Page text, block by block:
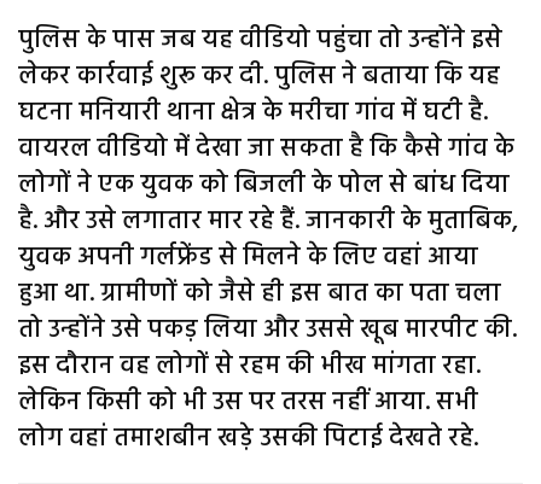
पुलिस के पास जब यह वीडियो पहुंचा तो उन्होंने इसे
लेकर कार्रवाई शुरू कर दी. पुलिस ने बताया कि यह
घटना मनियारी थाना क्षेत्र के मरीचा गांव में घटी है.
वायरल वीडियो में देखा जा सकता है कि कैसे गांव के
लोगों ने एक युवक को बिजली के पोल से बांध दिया
है. और उसे लगातार मार रहे हैं. जानकारी के मुताबिक,
युवक अपनी गर्लफ्रेंड से मिलने के लिए वहां आया
हुआ था. ग्रामीणों को जैसे ही इस बात का पता चला
तो उन्होंने उसे पकड़ लिया और उससे खूब मारपीट की.
इस दौरान वह लोगों से रहम की भीख मांगता रहा.
लेकिन किसी को भी उस पर तरस नहीं आया. सभी
लोग वहां तमाशबीन खड़े उसकी पिटाई देखते रहे.